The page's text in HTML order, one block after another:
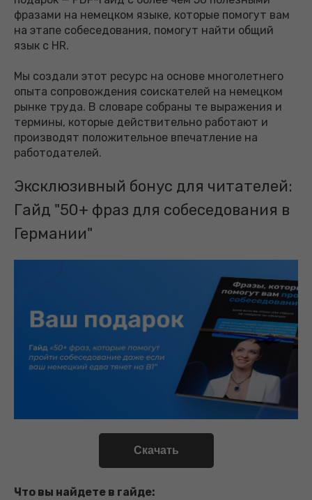
фразами на немецком языке, которые помогут вам
на этапе собеседования, помогут найти общий
язык с HR.
Мы создали этот ресурс на основе многолетнего
опыта сопровождения соискателей на немецком
рынке труда. В словаре собраны те выражения и
термины, которые действительно работают и
производят положительное впечатление на
работодателей.
Эксклюзивный бонус для читателей:
Гайд "50+ фраз для собеседования в
Германии"
Скачать
Что вы найдете в гайде: